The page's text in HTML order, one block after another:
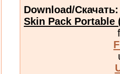
Download/
Skin Pack Portable